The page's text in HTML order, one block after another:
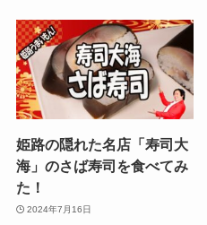
姫路の隠れた名店「寿司大
海」のさば寿司を食べてみ
た！
2024年7月16日